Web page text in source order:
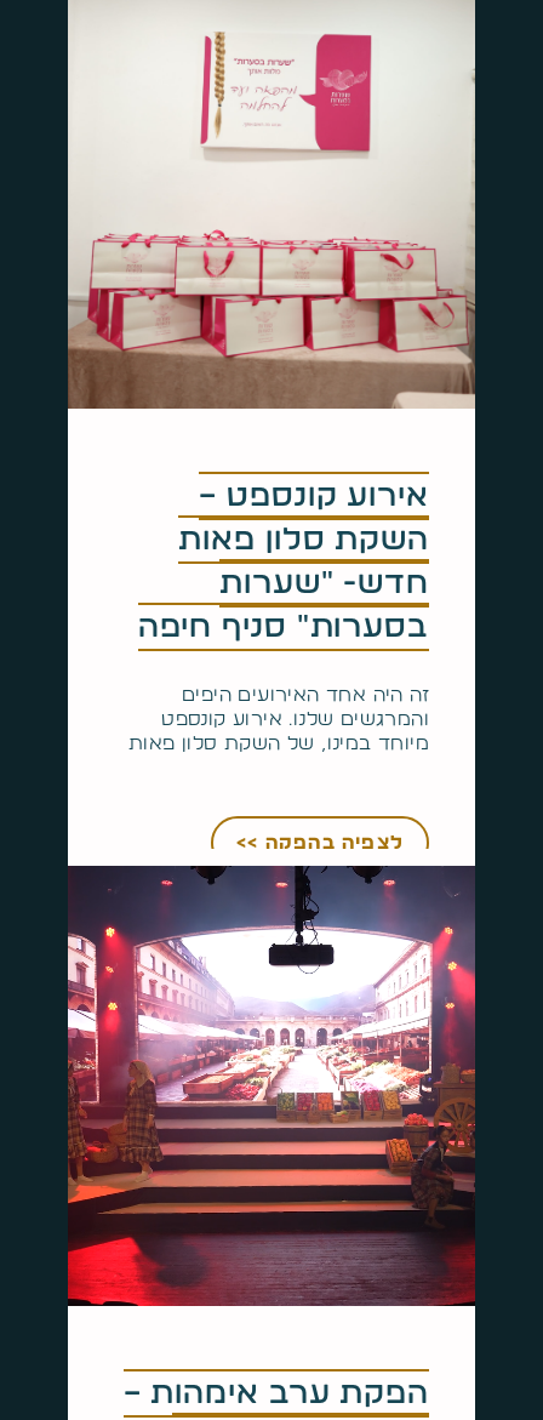
אירוע קונספט –
השקת סלון פאות
חדש- "שערות
בסערות" סניף חיפה
זה היה אחד האירועים היפים
והמרגשים שלנו. אירוע קונספט
מיוחד במינו, של השקת סלון פאות
לצפיה בהפקה >>
הפקת ערב אימהות –